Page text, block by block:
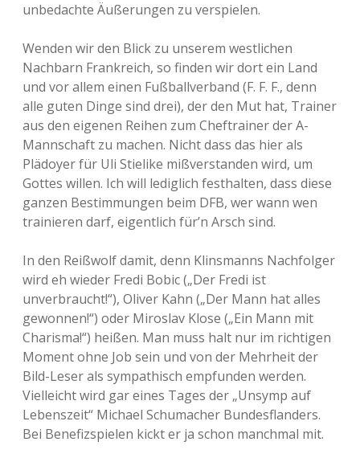
unbedachte Äußerungen zu verspielen.
Wenden wir den Blick zu unserem westlichen
Nachbarn Frankreich, so finden wir dort ein Land
und vor allem einen Fußballverband (F. F. F., denn
alle guten Dinge sind drei), der den Mut hat, Trainer
aus den eigenen Reihen zum Cheftrainer der A-
Mannschaft zu machen. Nicht dass das hier als
Plädoyer für Uli Stielike mißverstanden wird, um
Gottes willen. Ich will lediglich festhalten, dass diese
ganzen Bestimmungen beim DFB, wer wann wen
trainieren darf, eigentlich für’n Arsch sind.
In den Reißwolf damit, denn Klinsmanns Nachfolger
wird eh wieder Fredi Bobic („Der Fredi ist
unverbraucht!“), Oliver Kahn („Der Mann hat alles
gewonnen!“) oder Miroslav Klose („Ein Mann mit
Charisma!“) heißen. Man muss halt nur im richtigen
Moment ohne Job sein und von der Mehrheit der
Bild-Leser als sympathisch empfunden werden.
Vielleicht wird gar eines Tages der „Unsymp auf
Lebenszeit“ Michael Schumacher Bundesflanders.
Bei Benefizspielen kickt er ja schon manchmal mit.